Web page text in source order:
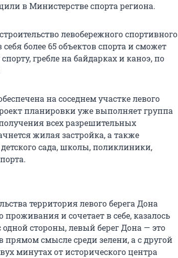
в Министерстве спорта региона.
левобережного спортивного
более 65 объектов спорта и сможет
гребле на байдарках и каноэ, по
на соседнем участке левого
планировки уже выполняет группа
всех разрешительных
жилая застройка, а также
сада, школы, поликлиники,
территория левого берега Дона
и сочетает в себе, казалось
стороны, левый берег Дона — это
прямом смысле среди зелени, а с другой
минутах от исторического центра